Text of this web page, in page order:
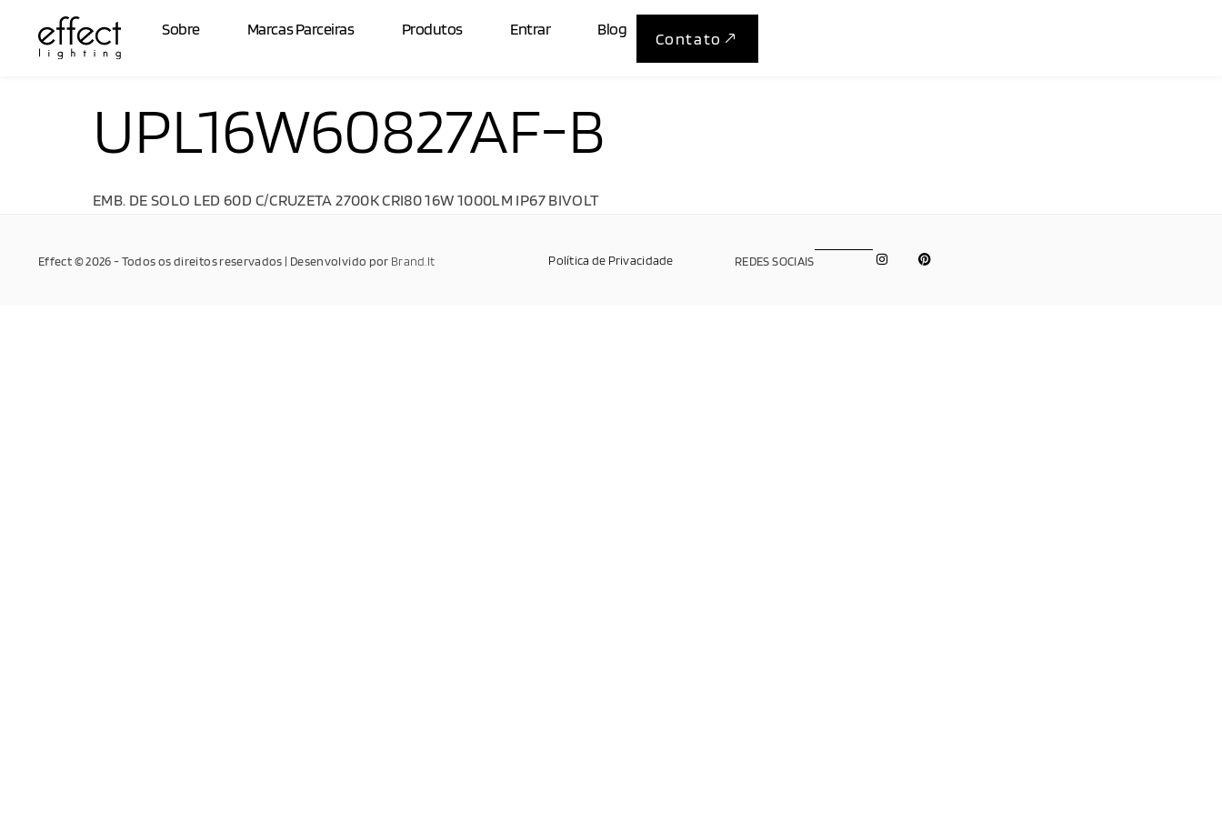
Sobre Marcas Parceiras Produtos Entrar Blog
Contato
UPL16W60827AF-B
EMB. DE SOLO LED 60D C/CRUZETA 2700K CRI80 16W 1000LM IP67 BIVOLT
Effect © 2026 - Todos os direitos reservados | Desenvolvido por Brand.It Política de Privacidade REDES SOCIAIS